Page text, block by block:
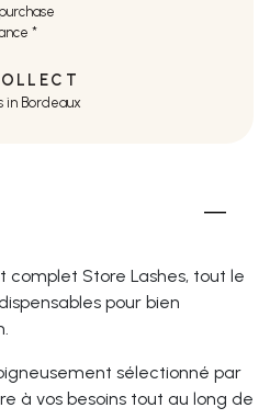
*
in Bordeaux
complet Store Lashes, tout le
pour bien
sélectionné par
à vos besoins tout au long de